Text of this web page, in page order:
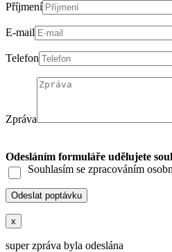
Příjmení
E-mail
Telefon
Zpráva
Odesláním formuláře udělujete
Souhlasím se zpracováním
x
super zpráva byla odeslána